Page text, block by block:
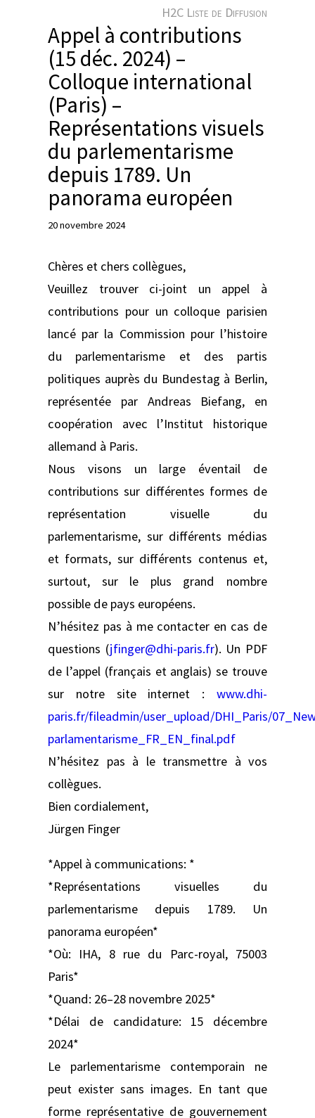
H2C Liste de Diffusion
Appel à contributions
(15 déc. 2024) –
Colloque international
(Paris) –
Représentations visuels
du parlementarisme
depuis 1789. Un
panorama européen
20 novembre 2024
Chères et chers collègues,
Veuillez trouver ci-joint un appel à
contributions pour un colloque parisien
lancé par la Commission pour l’histoire
du parlementarisme et des partis
politiques auprès du Bundestag à Berlin,
représentée par Andreas Biefang, en
coopération avec l’Institut historique
allemand à Paris.
Nous visons un large éventail de
contributions sur différentes formes de
représentation visuelle du
parlementarisme, sur différents médias
et formats, sur différents contenus et,
surtout, sur le plus grand nombre
possible de pays européens.
N’hésitez pas à me contacter en cas de
questions (jfinger@dhi-paris.fr). Un PDF
de l’appel (français et anglais) se trouve
sur notre site internet : www.dhi-
paris.fr/fileadmin/user_upload/DHI_Paris/
parlamentarisme_FR_EN_final.pdf
N’hésitez pas à le transmettre à vos
collègues.
Bien cordialement,
Jürgen Finger
*Appel à communications: *
*Représentations visuelles du
parlementarisme depuis 1789. Un
panorama européen*
*Où: IHA, 8 rue du Parc-royal, 75003
Paris*
*Quand: 26–28 novembre 2025*
*Délai de candidature: 15 décembre
2024*
Le parlementarisme contemporain ne
peut exister sans images. En tant que
forme représentative de gouvernement